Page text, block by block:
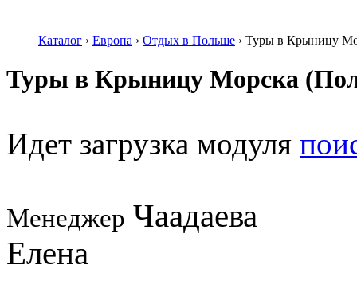
Каталог › Европа › Отдых в Польше › Туры в Крыницу
Туры в Крыницу Морска
Идет загрузка модуля
Менеджер Чаадаева
Елена